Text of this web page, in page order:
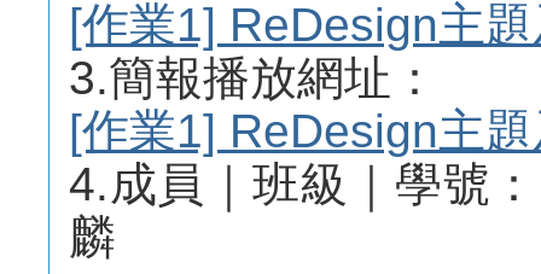
[作業1] ReDesign主
3.簡報播放網址：
[作業1] ReDesign主
4.成員｜班級｜學號
麟